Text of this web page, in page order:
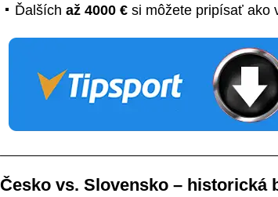
Ďalších až 4000 €si môžete pripísať ako
Česko vs. Slovensko – historická